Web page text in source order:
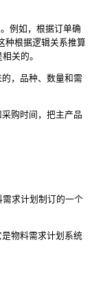
例如，根据订单确
种根据逻辑关系推算
关的。
，品种、数量和需
购时间，把主产品
求计划制订的一个
物料需求计划系统